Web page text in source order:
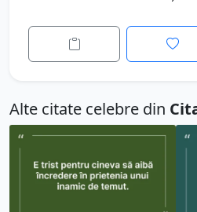
Alte citate celebre din